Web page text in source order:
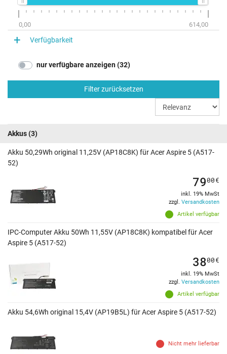
0,00 614,00
Verfügbarkeit
nur verfügbare anzeigen (32)
Filter zurücksetzen
Akkus(3)
Akku 50,29Wh original 11,25V (AP18C8K) für Acer Aspire 5 (A517-
52)
Artikel verfügbar
7900€
inkl. 19% MwSt
zzgl. Versandkosten
IPC-Computer Akku 50Wh 11,55V (AP18C8K) kompatibel für Acer
Aspire 5 (A517-52)
Artikel verfügbar
3800€
inkl. 19% MwSt
zzgl. Versandkosten
Akku 54,6Wh original 15,4V (AP19B5L) für Acer Aspire 5 (A517-52)
Nicht mehr lieferbar